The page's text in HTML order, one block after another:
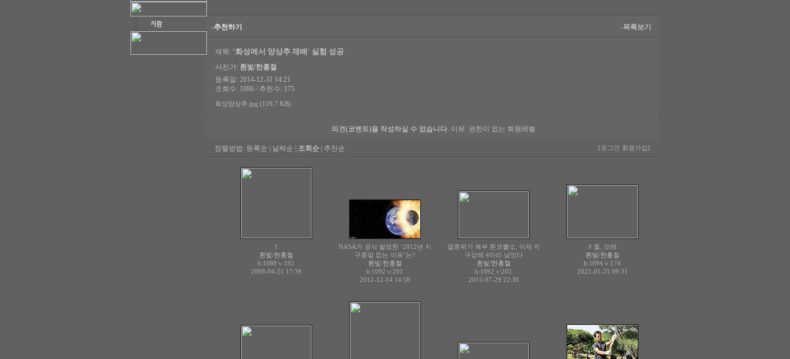
-추천하기 -목록보기
제목: '화성에서 양상추 재배' 실험 성공
사진가: 흰빛/한홍철
등록일: 2014-12-31 14:21
조회수: 1096 / 추천수: 175
화성양상추.jpg (119.7 KB)
의견(코멘트)을 작성하실 수 없습니다. 이유: 권한이 없는 회원레벨
정렬방법: 등록순 날짜순 조회순 추천순 [로그인 회원가입]
1
흰빛/한홍철
h:1088 v:192
2009-04-21 17:39
NASA가 공식 발표한 ‘2012년 지
구종말 없는 이유’는?
흰빛/한홍철
h:1092 v:201
2012-12-14 14:58
멸종위기 북부 흰코뿔소, 이제 지
구상에 4마리 남았다
흰빛/한홍철
h:1092 v:202
2015-07-29 22:39
# 돌, 모래
흰빛/한홍철
h:1094 v:174
2022-01-21 09:31